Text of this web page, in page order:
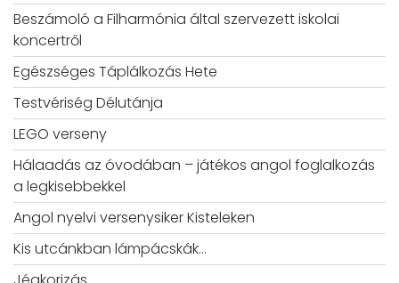
Beszámoló a Filharmónia által szervezett iskolai
koncertről
Egészséges Táplálkozás Hete
Testvériség Délutánja
LEGO verseny
Hálaadás az óvodában – játékos angol foglalkozás
a legkisebbekkel
Angol nyelvi versenysiker Kisteleken
Kis utcánkban lámpácskák…